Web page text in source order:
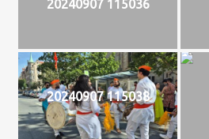
20240907 115036
20240907 115038